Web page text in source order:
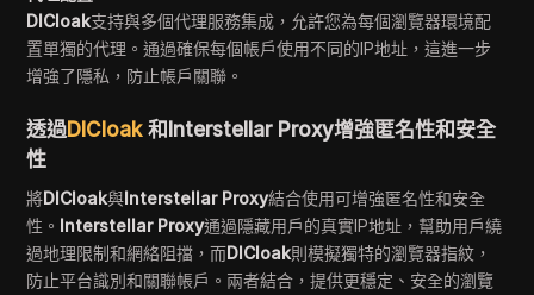
DICloak支持與多個代理服務集成，允許您為每個瀏覽器環境配
置單獨的代理。通過確保每個帳戶使用不同的IP地址，這進一步
增強了隱私，防止帳戶關聯。
透過DICloak和Interstellar Proxy增強匿名性和安全
性
將DICloak與Interstellar Proxy結合使用可增強匿名性和安全
性。 Interstellar Proxy通過隱藏用戶的真實IP地址，幫助用戶繞
過地理限制和網絡阻擋，而DICloak則模擬獨特的瀏覽器指紋，
防止平台識別和關聯帳戶。兩者結合，提供更穩定、安全的瀏覽